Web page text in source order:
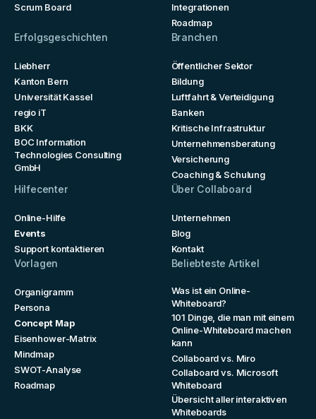
Scrum Board
Integrationen
Roadmap
Erfolgsgeschichten
Liebherr
Kanton Bern
Universität Kassel
regio iT
BKK
BOC Information
Technologies Consulting
GmbH
Branchen
Öffentlicher Sektor
Bildung
Luftfahrt & Verteidigung
Banken
Kritische Infrastruktur
Unternehmensberatung
Versicherung
Coaching & Schulung
Hilfecenter
Online-Hilfe
Events
Support kontaktieren
Über Collaboard
Unternehmen
Blog
Kontakt
Vorlagen
Organigramm
Persona
Concept Map
Eisenhower-Matrix
Mindmap
SWOT-Analyse
Roadmap
Beliebteste Artikel
Was ist ein Online-
Whiteboard?
101 Dinge, die man mit einem
Online-Whiteboard machen
kann
Collaboard vs. Miro
Collaboard vs. Microsoft
Whiteboard
Übersicht aller interaktiven
Whiteboards